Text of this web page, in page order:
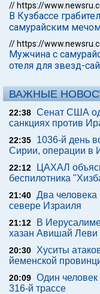
// https://
В Кузбассе
самурайским
// https://
Мужчина с
отеля для звезд-
ВАЖНЫЕ
22:38 Сенат США
санкциях против
22:35
1036-й день
Сирии, операции в
22:12
ЦАХАЛ
беспилотника
21:40 Два человека
севере Израиля
21:12
В
хазан Авишай Леви
20:30
Хуситы
йеменской
20:09 Один
316-й трассе